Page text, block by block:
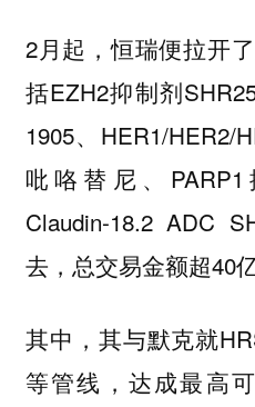
2月起，恒瑞便拉开
括EZH2抑制剂
1905、HER1/HER2/
吡咯替尼、PARP1
Claudin-18.2 ADC
去，总交易金额超40亿
其中，其与默克就
等管线，达成最高